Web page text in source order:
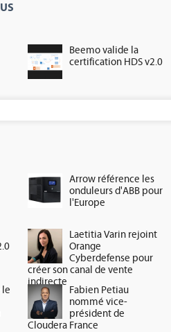
Beemo valide la
certification HDS v2.0
Arrow référence les
onduleurs d'ABB pour
l'Europe
Laetitia Varin rejoint
Orange
Cyberdefense pour
créer son canal de vente
indirecte
le
Fabien Petiau
nommé vice-
président de
Cloudera France